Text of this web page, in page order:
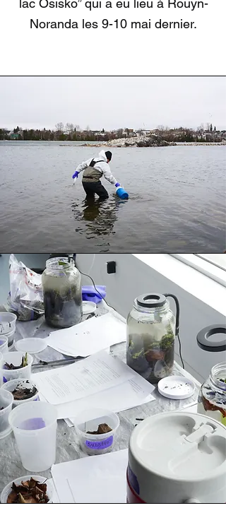
lac Osisko” qui a eu lieu à Rouyn-
Noranda les 9-10 mai dernier.